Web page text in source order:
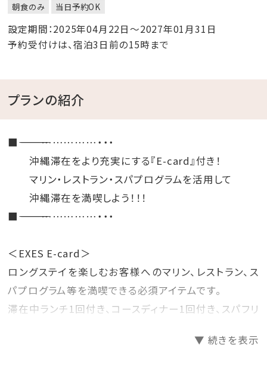
朝食のみ 当日予約OK
設定期間：2025年04月22日～2027年01月31日
予約受付けは、宿泊3日前の15時まで
プランの紹介
■―――――――――――――――――……………・・・
沖縄滞在をより充実にする『E-card』付き！
マリン・レストラン・スパプログラムを活用して
沖縄滞在を満喫しよう！！！
■―――――――――――――――――……………・・・
＜EXES E-card＞
ロングステイを楽しむお客様へのマリン、レストラン、ス
パプログラム等を満喫できる必須アイテムです。
滞在中ランチ1回付き、コースディナー1回付き、スパフリ
▼ 続きを表示